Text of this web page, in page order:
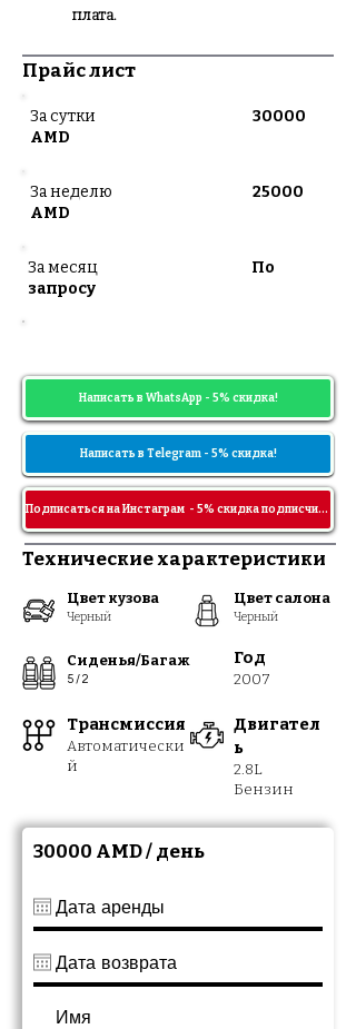
плата.
Прайс лист
За сутки 30000
AMD
За неделю 25000
AMD
За месяц По
запросу
Написать в WhatsApp - 5% скидка!
Написать в Telegram - 5% скидка!
Подписаться на Инстаграм - 5% скидка подписчикам!
Технические характеристики
Цвет кузова
Черный
Цвет салона
Черный
Сиденья/Багаж
5 / 2
Год
2007
Трансмиссия
Автоматически
й
Двигател
ь
2.8L
Бензин
30000 AMD / день